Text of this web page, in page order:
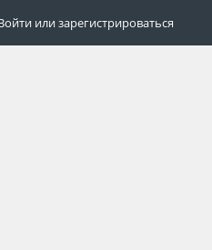
или зарегистрироваться